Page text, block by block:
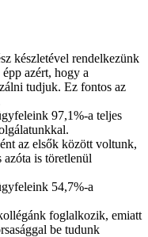
készletével rendelkezünk
azért, hogy a
tudjuk. Ez fontos az
97,1%-a teljes
az elsők között voltunk,
azóta is töretlenül
54,7%-a
foglalkozik, emiatt
be tudunk